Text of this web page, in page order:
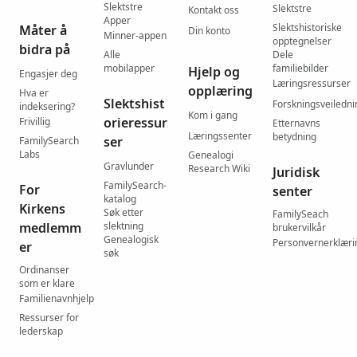
Måter å
bidra på
Engasjer deg
Hva er
indeksering?
Frivillig
FamilySearch
Labs
For
Kirkens
medlemm
er
Ordinanser
som er klare
Familienavnhjelp
Ressurser for
lederskap
Slektstre
Apper
Minner-appen
Alle
mobilapper
Slektshist
orieressur
ser
Gravlunder
FamilySearch-
katalog
Søk etter
slektning
Genealogisk
søk
Kontakt oss
Din konto
Hjelp og
opplæring
Kom i gang
Læringssenter
Genealogi
Research Wiki
Slektstre
Slektshistoriske
opptegnelser
Dele
familiebilder
Læringsressurser
Etternavns
betydning
Juridisk
senter
FamilySeach
brukervilkår